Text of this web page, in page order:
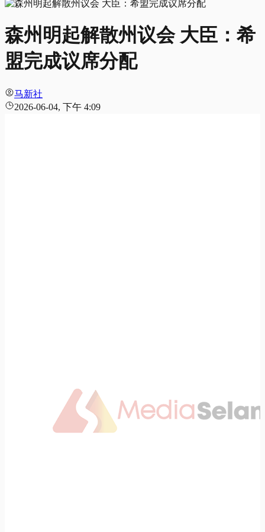
森州明起解散州议会 大臣：希
盟完成议席分配
马新社
2026-06-04, 下午 4:09